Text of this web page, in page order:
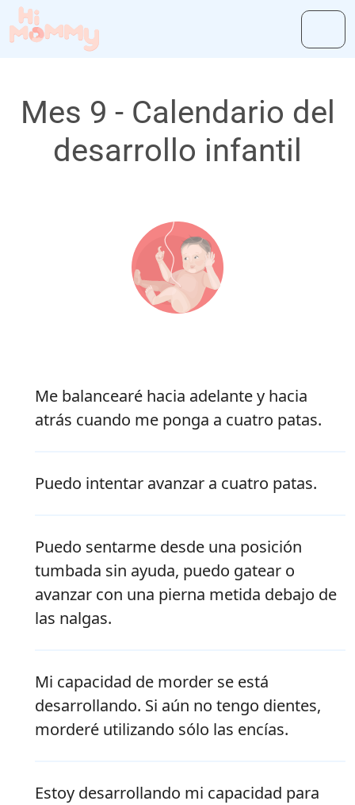
Mes 9 - Calendario del
desarrollo infantil
Me balancearé hacia adelante y hacia
atrás cuando me ponga a cuatro patas.
Puedo intentar avanzar a cuatro patas.
Puedo sentarme desde una posición
tumbada sin ayuda, puedo gatear o
avanzar con una pierna metida debajo de
las nalgas.
Mi capacidad de morder se está
desarrollando. Si aún no tengo dientes,
morderé utilizando sólo las encías.
Estoy desarrollando mi capacidad para